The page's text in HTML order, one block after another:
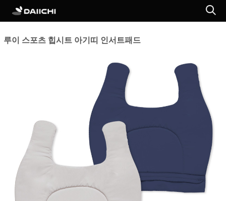
루이 스포츠 힙시트 아기띠 인서트패드